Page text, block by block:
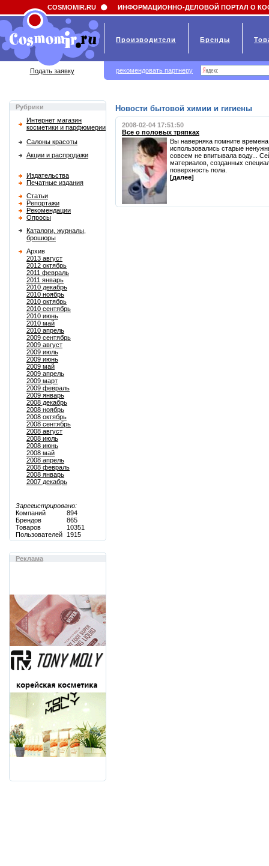
Field 'news_title' doesn't have a default value
Рубрики
Интернет магазин
косметики и парфюмерии
Салоны красоты
Акции и распродажи
Издательства
Печатные издания
Статьи
Репортажи
Рекомендации
Опросы
Каталоги, журналы,
брошюры
Архив
2013 август
2012 октябрь
2011 февраль
2011 январь
2010 декабрь
2010 ноябрь
2010 октябрь
2010 сентябрь
2010 июнь
2010 май
2010 апрель
2009 сентябрь
2009 август
2009 июль
2009 июнь
2009 май
2009 апрель
2009 март
2009 февраль
2009 январь
2008 декабрь
2008 ноябрь
2008 октябрь
2008 сентябрь
2008 август
2008 июль
2008 июнь
2008 май
2008 апрель
2008 февраль
2008 январь
2007 декабрь
Зарегистрировано:
Компаний
894
Брендов
865
Товаров
10351
Пользователей
1915
Реклама
Новости бытовой химии и гигиены
2008-02-04 17:51:50
Все о половых тряпках
Вы наверняка помните
использовались старые
совсем не впитывала воду...
материалов, созданных
поверхность пола.
[далее]
COSMOMIR.RU ИНФОРМАЦИОННО-ДЕЛОВОЙ ПОРТАЛ О
Производители Бренды
Подать заявку рекомендовать партнеру